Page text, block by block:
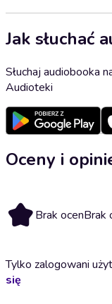
Jak słuchać
Słuchaj audiobooka
Audioteki
Oceny i
Brak ocenBrak
Tylko zalogowani
się